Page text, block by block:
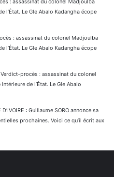
: assassinat du colonel Madjoulba
l’État. Le Gle Abalo Kadangha écope
: assassinat du colonel Madjoulba
l’État. Le Gle Abalo Kadangha écope
procès : assassinat du colonel
de l’État. Le Gle Abalo
D’IVOIRE : Guillaume SORO annonce sa
prochaines. Voici ce qu’il écrit aux